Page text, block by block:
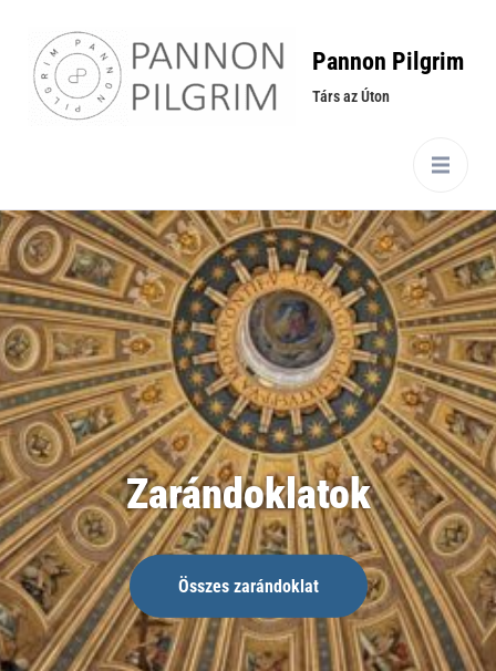
Pannon Pilgrim
Társ az Úton
Zarándoklatok
Összes zarándoklat